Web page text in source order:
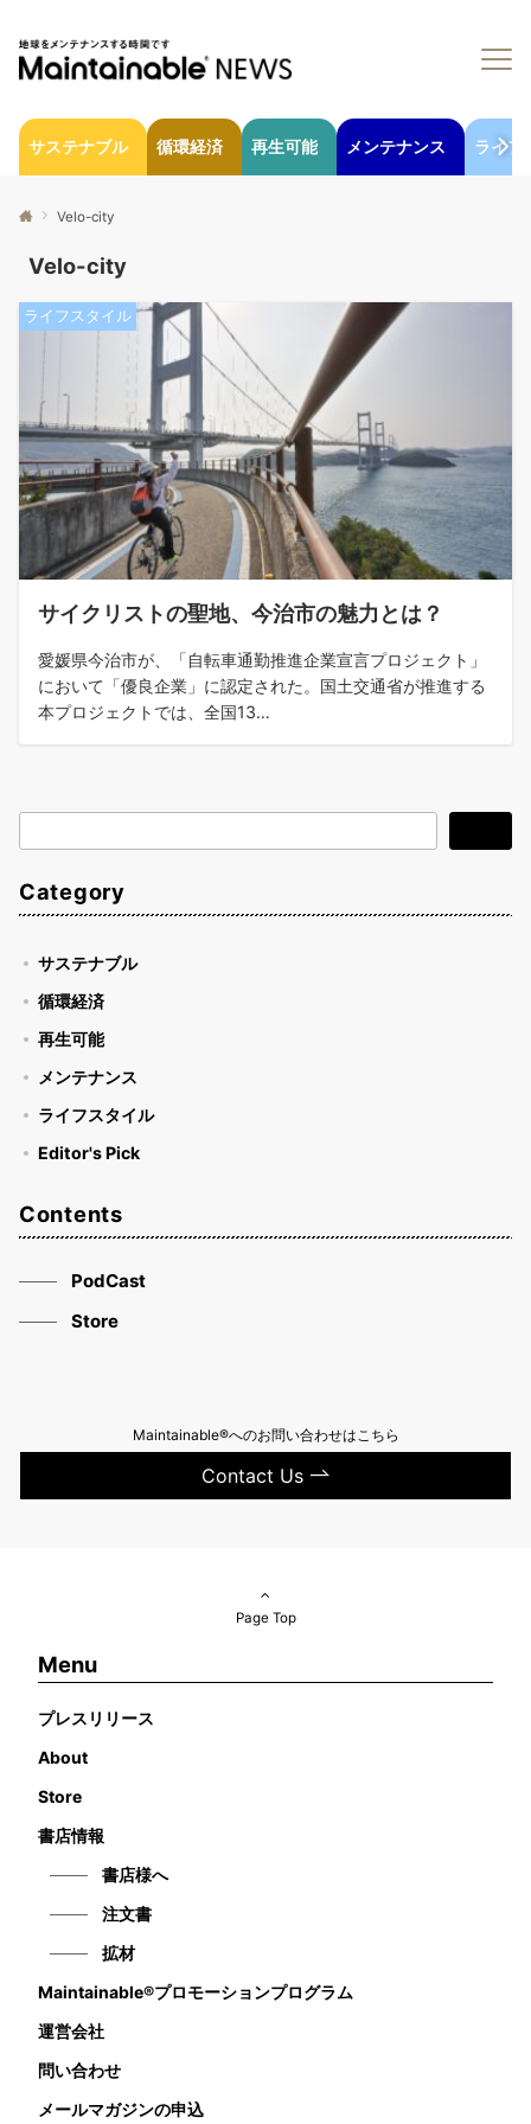
サステナブル 循環経済 再生可能 メンテナンス ライフ
Velo-city
Velo-city
ライフスタイル
サイクリストの聖地、今治市の魅力とは？
愛媛県今治市が、「自転車通勤推進企業宣言プロジェクト」
において「優良企業」に認定された。国土交通省が推進する
本プロジェクトでは、全国13…
索
Category
サステナブル
循環経済
再生可能
メンテナンス
ライフスタイル
Editor's Pick
Contents
PodCast
Store
Maintainable®へのお問い合わせはこちら
Contact Us
Page Top
Menu
プレスリリース
About
Store
書店情報
書店様へ
注文書
拡材
Maintainable®プロモーションプログラム
運営会社
問い合わせ
メールマガジンの申込